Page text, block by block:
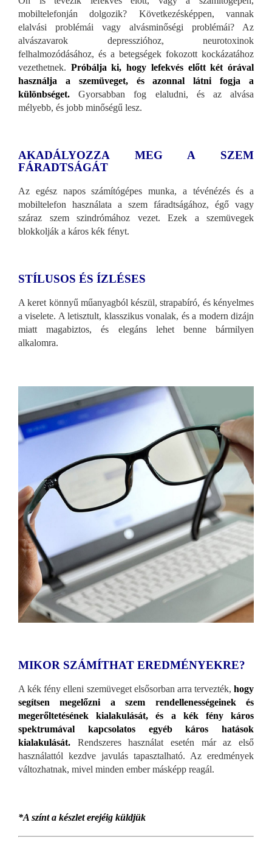
mobiltelefonján dolgozik? Következésképpen, vannak
elalvási problémái vagy alvásminőségi problémái? Az
alvászavarok depresszióhoz, neurotoxinok
felhalmozódásához, és a betegségek fokozott kockázatához
vezethetnek. Próbálja ki, hogy lefekvés előtt két órával
használja a szemüveget, és azonnal látni fogja a
különbséget.
Gyorsabban fog elaludni, és az alvása
mélyebb, és jobb minőségű lesz.
AKADÁLYOZZA MEG A SZEM
FÁRADTSÁGÁT
Az egész napos számítógépes munka, a tévénézés és a
mobiltelefon használata a szem fáradtságához, égő vagy
száraz szem szindrómához vezet. Ezek a szemüvegek
blokkolják a káros kék fényt.
STÍLUSOS ÉS ÍZLÉSES
A keret könnyű műanyagból készül, strapabíró, és kényelmes
a viselete. A letisztult, klasszikus vonalak, és a modern dizájn
miatt magabiztos, és elegáns lehet benne bármilyen
alkalomra.
MIKOR SZÁMÍTHAT EREDMÉNYEKRE?
A kék fény elleni szemüveget elsősorban arra tervezték, hogy
segítsen megelőzni a szem rendellenességeinek és
megerőltetésének kialakulását, és a kék fény káros
spektrumával kapcsolatos egyéb káros hatások
kialakulását. Rendszeres használat esetén már az első
használattól kezdve javulás tapasztalható. Az eredmények
változhatnak, mivel minden ember másképp reagál.
*A színt a készlet erejéig küldjük